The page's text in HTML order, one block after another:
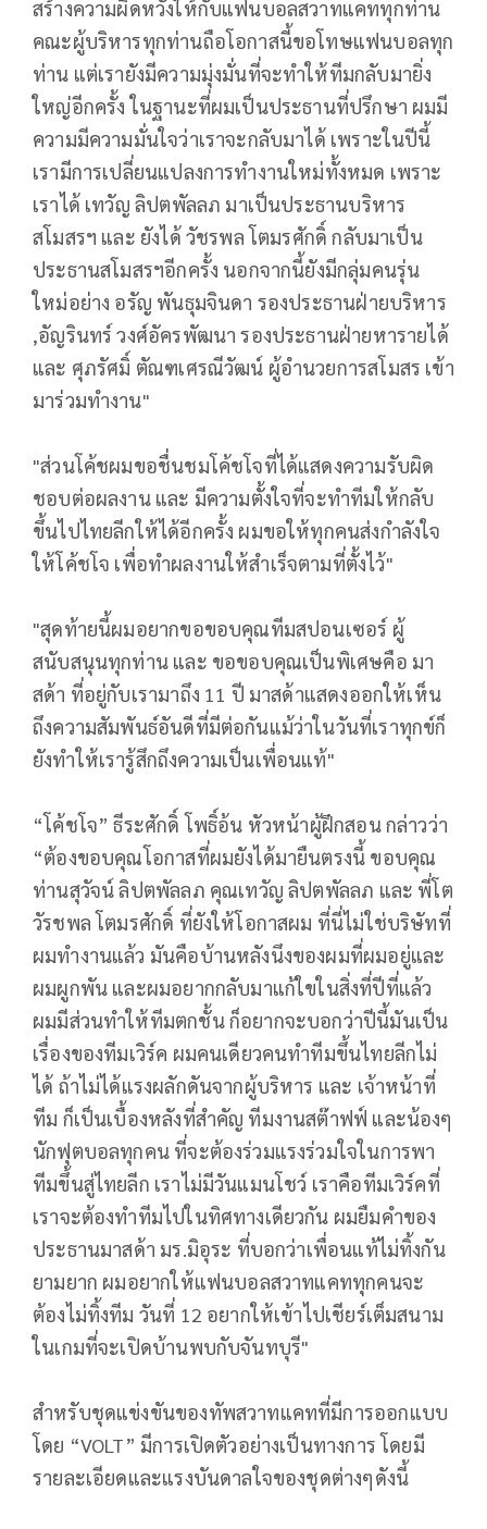
สร้างความผิดหวังให้กับแฟนบอลสวาทแคททุกท่าน
คณะผู้บริหารทุกท่านถือโอกาสนี้ขอโทษแฟนบอลทุก
ท่าน แต่เรายังมีความมุ่งมั่นที่จะทำให้ทีมกลับมายิ่ง
ใหญ่อีกครั้ง ในฐานะที่ผมเป็นประธานที่ปรึกษา ผมมี
ความมีความมั่นใจว่าเราจะกลับมาได้ เพราะในปีนี้
เรามีการเปลี่ยนแปลงการทำงานใหม่ทั้งหมด เพราะ
เราได้ เทวัญ ลิปตพัลลภ มาเป็นประธานบริหาร
สโมสรฯ และ ยังได้ วัชรพล โตมรศักดิ์ กลับมาเป็น
ประธานสโมสรฯอีกครั้ง นอกจากนี้ยังมีกลุ่มคนรุ่น
ใหม่อย่าง อรัญ พันธุมจินดา รองประธานฝ่ายบริหาร
,อัญรินทร์ วงศ์อัครพัฒนา รองประธานฝ่ายหารายได้
และ ศุภรัศมิ์ ตัณฑเศรณีวัฒน์ ผู้อำนวยการสโมสร เข้า
มาร่วมทำงาน"
"ส่วนโค้ชผมขอชื่นชมโค้ชโจที่ได้แสดงความรับผิด
ชอบต่อผลงาน และ มีความตั้งใจที่จะทำทีมให้กลับ
ขึ้นไปไทยลีกให้ได้อีกครั้ง ผมขอให้ทุกคนส่งกำลังใจ
ให้โค้ชโจ เพื่อทำผลงานให้สำเร็จตามที่ตั้งไว้"
"สุดท้ายนี้ผมอยากขอขอบคุณทีมสปอนเซอร์ ผู้
สนับสนุนทุกท่าน และ ขอขอบคุณเป็นพิเศษคือ มา
สด้า ที่อยู่กับเรามาถึง 11 ปี มาสด้าแสดงออกให้เห็น
ถึงความสัมพันธ์อันดีที่มีต่อกันแม้ว่าในวันที่เราทุกข์ก็
ยังทำให้เรารู้สึกถึงความเป็นเพื่อนแท้"
“โค้ชโจ” ธีระศักดิ์ โพธิ์อ้น หัวหน้าผู้ฝึกสอน กล่าวว่า
“ต้องขอบคุณโอกาสที่ผมยังได้มายืนตรงนี้ ขอบคุณ
ท่านสุวัจน์ ลิปตพัลลภ คุณเทวัญ ลิปตพัลลภ และ พี่โต
วัรชพล โตมรศักดิ์ ที่ยังให้โอกาสผม ที่นี่ไม่ใช่บริษัทที่
ผมทำงานแล้ว มันคือบ้านหลังนึงของผมที่ผมอยู่และ
ผมผูกพัน และผมอยากกลับมาแก้ใขในสิ่งที่ปีที่แล้ว
ผมมีส่วนทำให้ทีมตกชั้น ก็อยากจะบอกว่าปีนี้มันเป็น
เรื่องของทีมเวิร์ค ผมคนเดียวคนทำทีมขึ้นไทยลีกไม่
ได้ ถ้าไม่ได้แรงผลักดันจากผู้บริหาร และ เจ้าหน้าที่
ทีม ก็เป็นเบื้องหลังที่สำคัญ ทีมงานสต๊าฟฟ์ และน้องๆ
นักฟุตบอลทุกคน ที่จะต้องร่วมแรงร่วมใจในการพา
ทีมขึ้นสู่ไทยลีก เราไม่มีวันแมนโชว์ เราคือทีมเวิร์คที่
เราจะต้องทำทีมไปในทิศทางเดียวกัน ผมยืมคำของ
ประธานมาสด้า มร.มิอุระ ที่บอกว่าเพื่อนแท้ไม่ทิ้งกัน
ยามยาก ผมอยากให้แฟนบอลสวาทแคททุกคนจะ
ต้องไม่ทิ้งทีม วันที่ 12 อยากให้เข้าไปเชียร์เต็มสนาม
ในเกมที่จะเปิดบ้านพบกับจันทบุรี"
สำหรับชุดแข่งขันของทัพสวาทแคทที่มีการออกแบบ
โดย “VOLT” มีการเปิดตัวอย่างเป็นทางการ โดยมี
รายละเอียดและแรงบันดาลใจของชุดต่างๆดังนี้